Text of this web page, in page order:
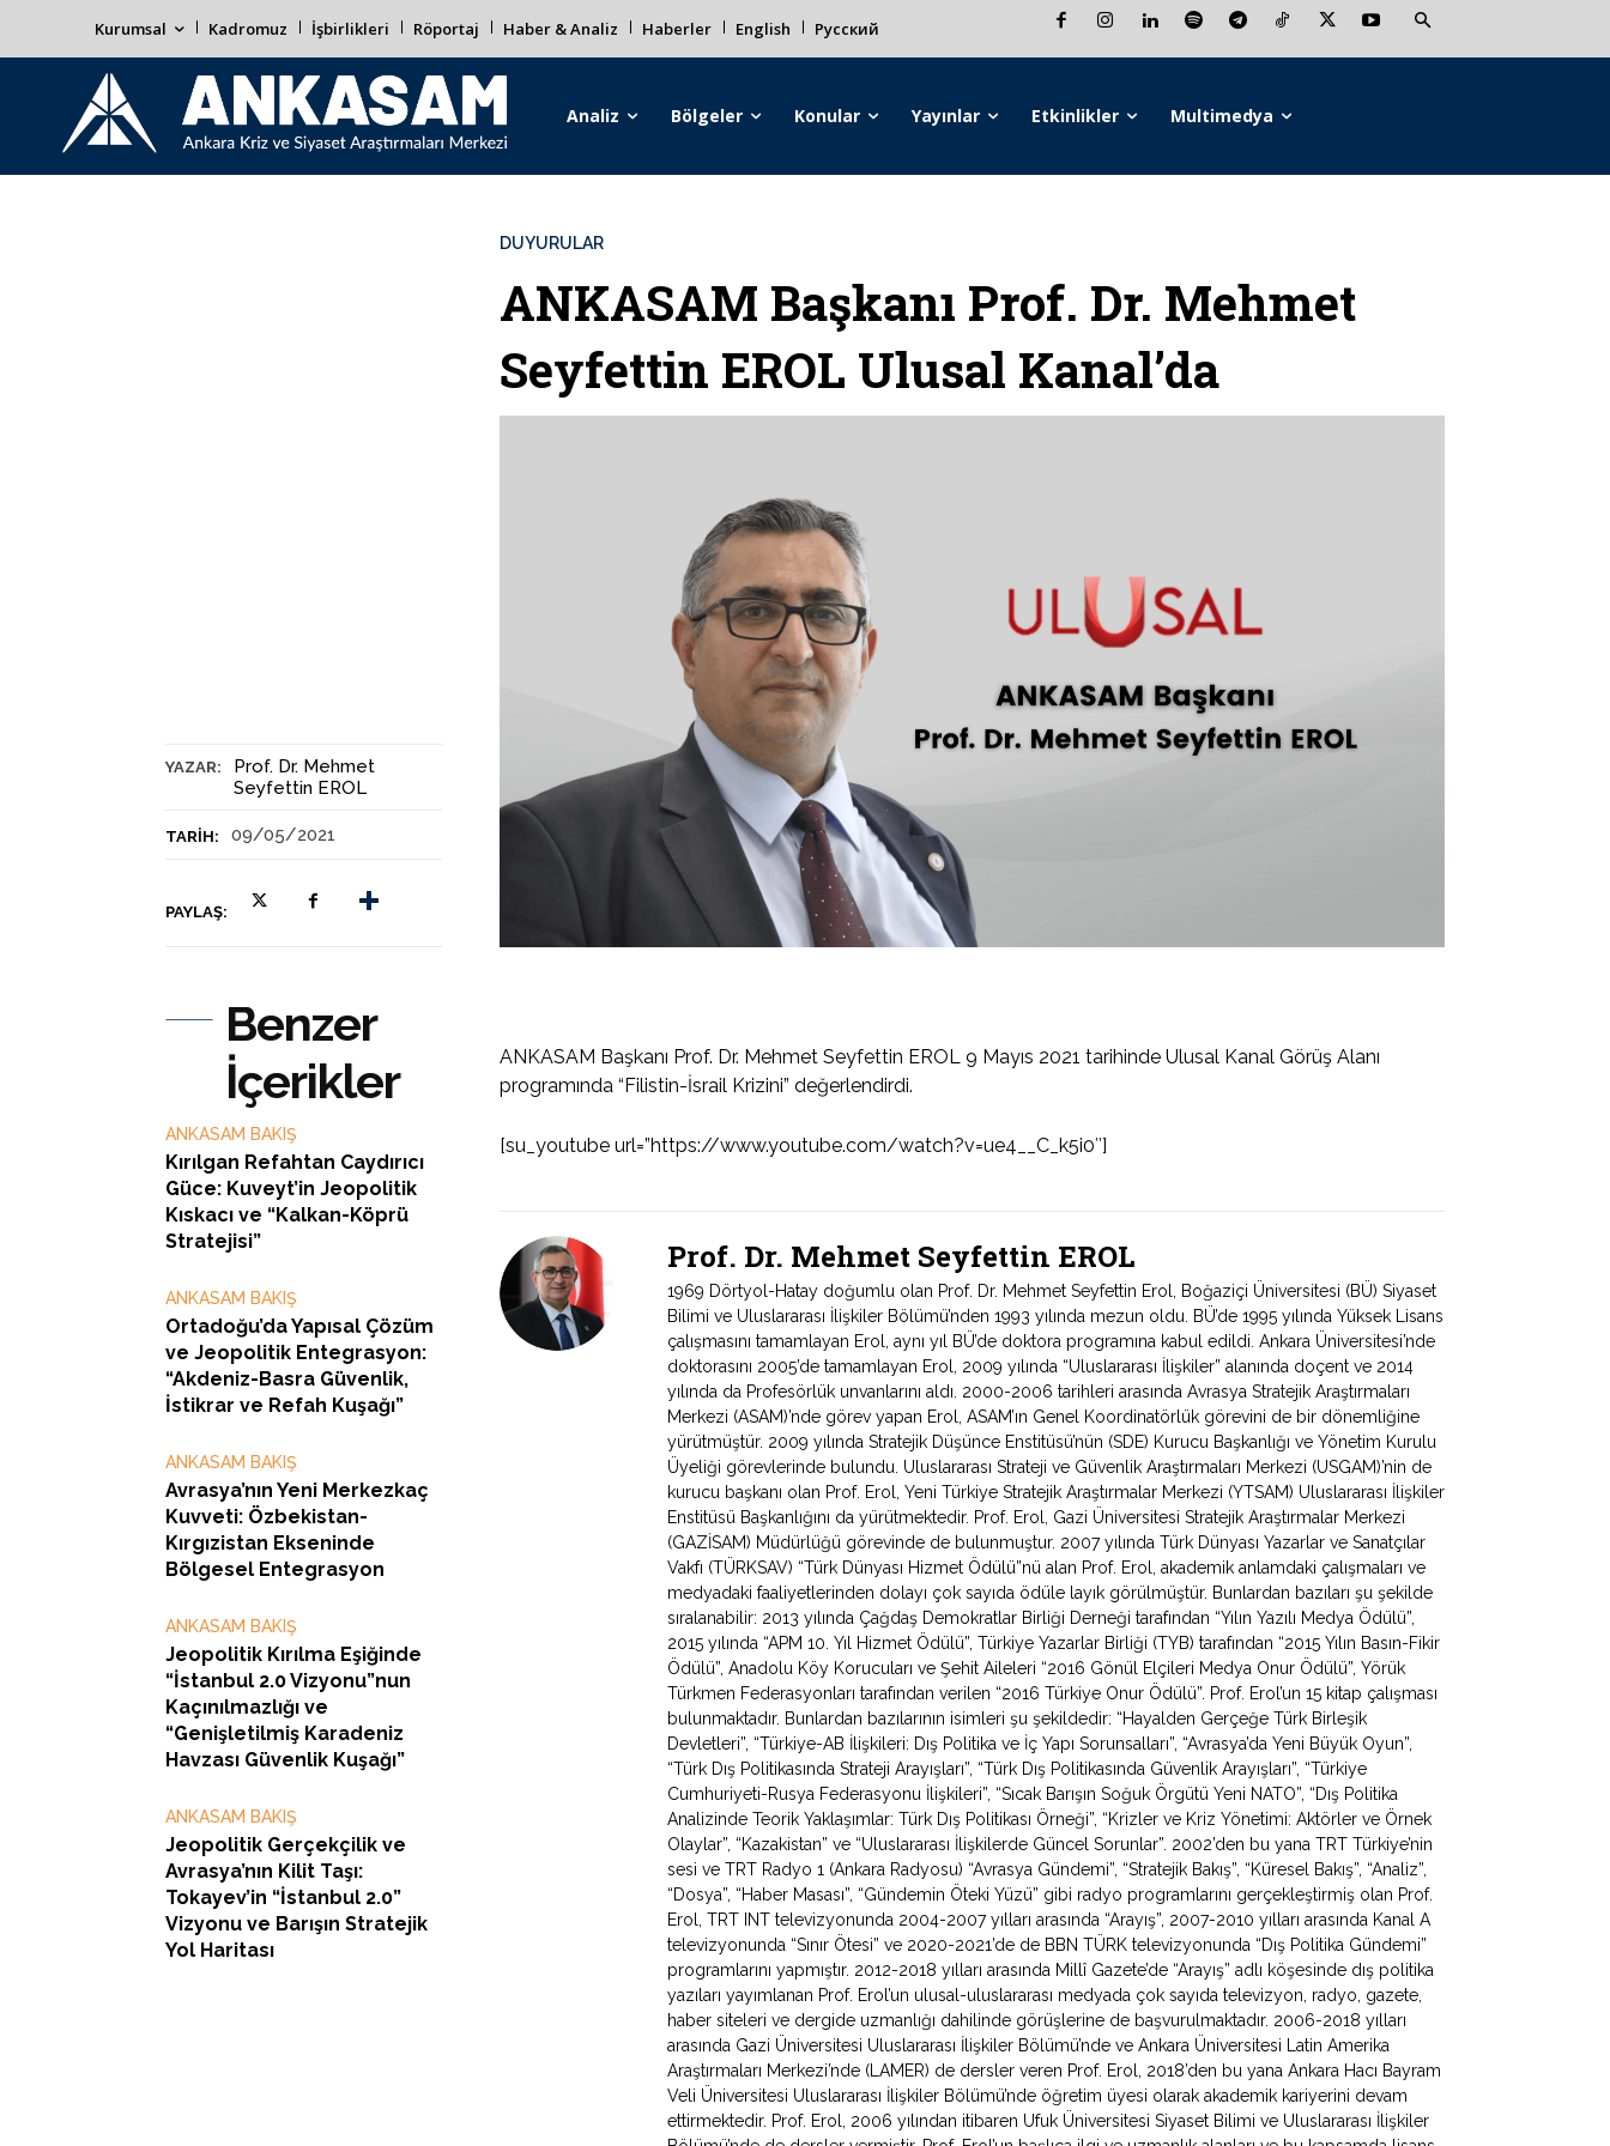
Kurumsal Kadromuz İşbirlikleri Röportaj Haber & Analiz Haberler English Русский
Analiz Bölgeler Konular Yayınlar Etkinlikler Multimedya
YAZAR:
Prof. Dr. Mehmet
Seyfettin EROL
TARIH: 09/05/2021
PAYLAŞ:
DUYURULAR
ANKASAM Başkanı Prof. Dr. Mehmet
Seyfettin EROL Ulusal Kanal’da
Benzer
İçerikler
ANKASAM BAKIŞ
Kırılgan Refahtan Caydırıcı
Güce: Kuveyt’in Jeopolitik
Kıskacı ve “Kalkan-Köprü
Stratejisi”
ANKASAM BAKIŞ
Ortadoğu’da Yapısal Çözüm
ve Jeopolitik Entegrasyon:
“Akdeniz-Basra Güvenlik,
İstikrar ve Refah Kuşağı”
ANKASAM BAKIŞ
Avrasya’nın Yeni Merkezkaç
Kuvveti: Özbekistan-
Kırgızistan Ekseninde
Bölgesel Entegrasyon
ANKASAM BAKIŞ
Jeopolitik Kırılma Eşiğinde
“İstanbul 2.0 Vizyonu”nun
Kaçınılmazlığı ve
“Genişletilmiş Karadeniz
Havzası Güvenlik Kuşağı”
ANKASAM BAKIŞ
Jeopolitik Gerçekçilik ve
Avrasya’nın Kilit Taşı:
Tokayev’in “İstanbul 2.0”
Vizyonu ve Barışın Stratejik
Yol Haritası
ANKASAM Başkanı Prof. Dr. Mehmet Seyfettin EROL 9 Mayıs 2021 tarihinde Ulusal Kanal Görüş Alanı
programında “Filistin-İsrail Krizini” değerlendirdi.
[su_youtube url=”https://www.youtube.com/watch?v=ue4__C_k5i0″]
Prof. Dr. Mehmet Seyfettin EROL
1969 Dörtyol-Hatay doğumlu olan Prof. Dr. Mehmet Seyfettin Erol, Boğaziçi Üniversitesi (BÜ) Siyaset
Bilimi ve Uluslararası İlişkiler Bölümü’nden 1993 yılında mezun oldu. BÜ’de 1995 yılında Yüksek Lisans
çalışmasını tamamlayan Erol, aynı yıl BÜ’de doktora programına kabul edildi. Ankara Üniversitesi’nde
doktorasını 2005’de tamamlayan Erol, 2009 yılında “Uluslararası İlişkiler” alanında doçent ve 2014
yılında da Profesörlük unvanlarını aldı. 2000-2006 tarihleri arasında Avrasya Stratejik Araştırmaları
Merkezi (ASAM)’nde görev yapan Erol, ASAM’ın Genel Koordinatörlük görevini de bir dönemliğine
yürütmüştür. 2009 yılında Stratejik Düşünce Enstitüsü’nün (SDE) Kurucu Başkanlığı ve Yönetim Kurulu
Üyeliği görevlerinde bulundu. Uluslararası Strateji ve Güvenlik Araştırmaları Merkezi (USGAM)’nin de
kurucu başkanı olan Prof. Erol, Yeni Türkiye Stratejik Araştırmalar Merkezi (YTSAM) Uluslararası İlişkiler
Enstitüsü Başkanlığını da yürütmektedir. Prof. Erol, Gazi Üniversitesi Stratejik Araştırmalar Merkezi
(GAZİSAM) Müdürlüğü görevinde de bulunmuştur. 2007 yılında Türk Dünyası Yazarlar ve Sanatçılar
Vakfı (TÜRKSAV) “Türk Dünyası Hizmet Ödülü”nü alan Prof. Erol, akademik anlamdaki çalışmaları ve
medyadaki faaliyetlerinden dolayı çok sayıda ödüle layık görülmüştür. Bunlardan bazıları şu şekilde
sıralanabilir: 2013 yılında Çağdaş Demokratlar Birliği Derneği tarafından “Yılın Yazılı Medya Ödülü”,
2015 yılında “APM 10. Yıl Hizmet Ödülü”, Türkiye Yazarlar Birliği (TYB) tarafından “2015 Yılın Basın-Fikir
Ödülü”, Anadolu Köy Korucuları ve Şehit Aileleri “2016 Gönül Elçileri Medya Onur Ödülü”, Yörük
Türkmen Federasyonları tarafından verilen “2016 Türkiye Onur Ödülü”. Prof. Erol’un 15 kitap çalışması
bulunmaktadır. Bunlardan bazılarının isimleri şu şekildedir: “Hayalden Gerçeğe Türk Birleşik
Devletleri”, “Türkiye-AB İlişkileri: Dış Politika ve İç Yapı Sorunsalları”, “Avrasya’da Yeni Büyük Oyun”,
“Türk Dış Politikasında Strateji Arayışları”, “Türk Dış Politikasında Güvenlik Arayışları”, “Türkiye
Cumhuriyeti-Rusya Federasyonu İlişkileri”, “Sıcak Barışın Soğuk Örgütü Yeni NATO”, “Dış Politika
Analizinde Teorik Yaklaşımlar: Türk Dış Politikası Örneği”, “Krizler ve Kriz Yönetimi: Aktörler ve Örnek
Olaylar”, “Kazakistan” ve “Uluslararası İlişkilerde Güncel Sorunlar”. 2002’den bu yana TRT Türkiye’nin
sesi ve TRT Radyo 1 (Ankara Radyosu) “Avrasya Gündemi”, “Stratejik Bakış”, “Küresel Bakış”, “Analiz”,
“Dosya”, “Haber Masası”, “Gündemin Öteki Yüzü” gibi radyo programlarını gerçekleştirmiş olan Prof.
Erol, TRT INT televizyonunda 2004-2007 yılları arasında “Arayış”, 2007-2010 yılları arasında Kanal A
televizyonunda “Sınır Ötesi” ve 2020-2021’de de BBN TÜRK televizyonunda “Dış Politika Gündemi”
programlarını yapmıştır. 2012-2018 yılları arasında Millî Gazete’de “Arayış” adlı köşesinde dış politika
yazıları yayımlanan Prof. Erol’un ulusal-uluslararası medyada çok sayıda televizyon, radyo, gazete,
haber siteleri ve dergide uzmanlığı dahilinde görüşlerine de başvurulmaktadır. 2006-2018 yılları
arasında Gazi Üniversitesi Uluslararası İlişkiler Bölümü’nde ve Ankara Üniversitesi Latin Amerika
Araştırmaları Merkezi’nde (LAMER) de dersler veren Prof. Erol, 2018’den bu yana Ankara Hacı Bayram
Veli Üniversitesi Uluslararası İlişkiler Bölümü’nde öğretim üyesi olarak akademik kariyerini devam
ettirmektedir. Prof. Erol, 2006 yılından itibaren Ufuk Üniversitesi Siyaset Bilimi ve Uluslararası İlişkiler